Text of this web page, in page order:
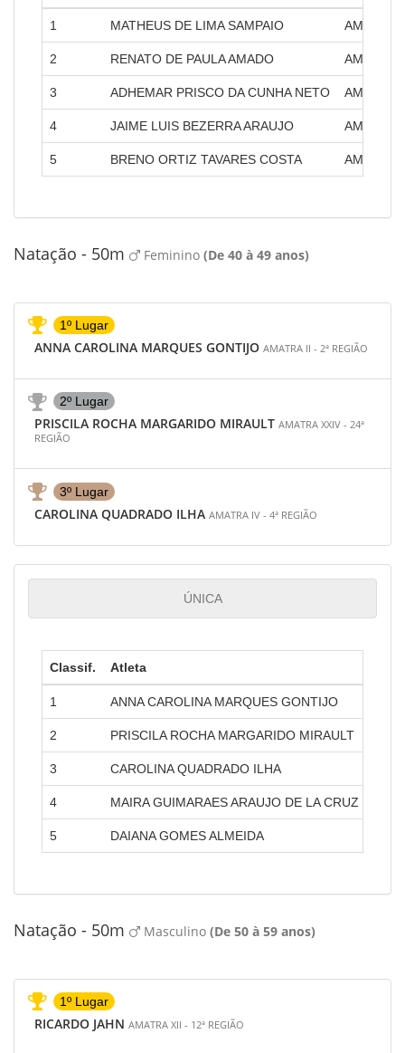
1 MATHEUS DE LIMA SAMPAIO AMATRA
2 RENATO DE PAULA AMADO AMATRA
3 ADHEMAR PRISCO DA CUNHA NETO AMATRA
4 JAIME LUIS BEZERRA ARAUJO AMATRA
5 BRENO ORTIZ TAVARES COSTA AMATRA
Natação - 50m Feminino (De 40 à 49 anos)
1º Lugar
ANNA CAROLINA MARQUES GONTIJO AMATRA II - 2ª REGIÃO
2º Lugar
PRISCILA ROCHA MARGARIDO MIRAULT AMATRA XXIV - 24ª
REGIÃO
3º Lugar
CAROLINA QUADRADO ILHA AMATRA IV - 4ª REGIÃO
ÚNICA
Classif. Atleta
1 ANNA CAROLINA MARQUES GONTIJO
2 PRISCILA ROCHA MARGARIDO MIRAULT
3 CAROLINA QUADRADO ILHA
4 MAIRA GUIMARAES ARAUJO DE LA CRUZ
5 DAIANA GOMES ALMEIDA
Natação - 50m Masculino (De 50 à 59 anos)
1º Lugar
RICARDO JAHN AMATRA XII - 12ª REGIÃO